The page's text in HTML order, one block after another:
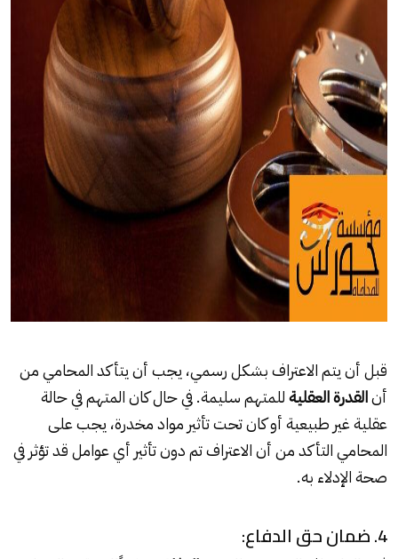
قبل أن يتم الاعتراف بشكل رسمي، يجب أن يتأكد المحامي من
أنالقدرة العقليةللمتهم سليمة. في حال كان المتهم في حالة
عقلية غير طبيعية أو كان تحت تأثير مواد مخدرة، يجب على
المحامي التأكد من أن الاعتراف تم دون تأثير أي عوامل قد تؤثر في
صحة الإدلاء به.
4. ضمان حق الدفاع: